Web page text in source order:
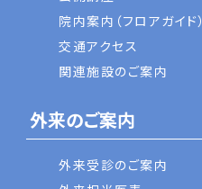
院内案内（フロアガイド）
交通アクセス
関連施設のご案内
外来のご案内
外来受診のご案内